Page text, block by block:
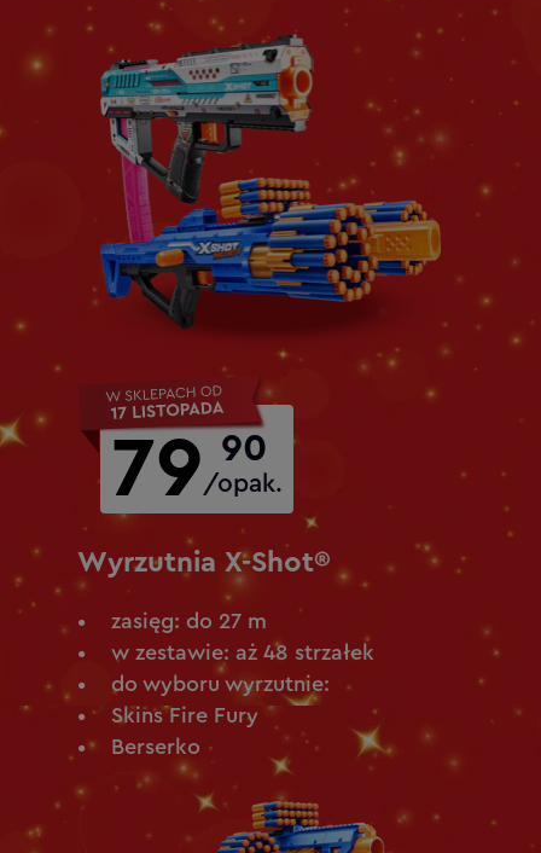
Wyrzutnia X-Shot®
90
79/opak.
zasięg: do 27 m
w zestawie: aż 48 strzałek
do wyboru wyrzutnie:
Skins Fire Fury
Berserko